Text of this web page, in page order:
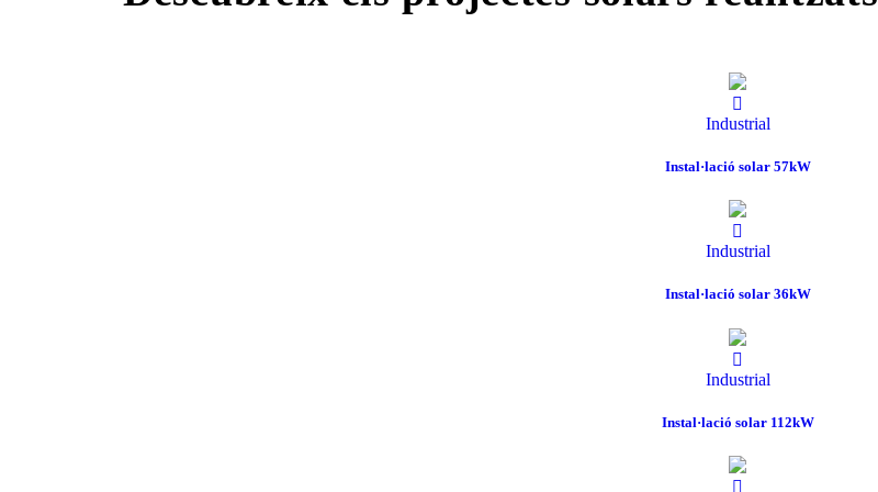
Industrial
Instal·lació solar 57kW
Industrial
Instal·lació solar 36kW
Industrial
Instal·lació solar 112kW